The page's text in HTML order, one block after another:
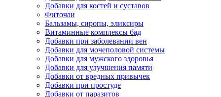
Добавки для костей и суставов
Фиточаи
Бальзамы, сиропы, эликсиры
Витаминные комплексы бад
Добавки при заболевании вен
Добавки для мочеполовой системы
Добавки для мужского здоровья
Добавки для улучшения памяти
Добавки от вредных привычек
Добавки при простуде
Добавки от паразитов